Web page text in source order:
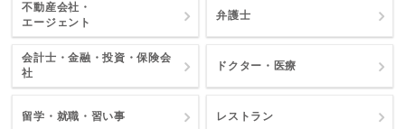
不動産会社・
エージェント
弁護士
会計士・金融・投資・保険会
社
ドクター・医療
留学・就職・習い事 レストラン